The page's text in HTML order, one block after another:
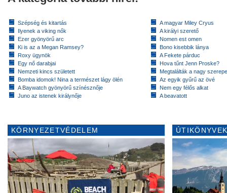
Szépség és kitartás
Ilyenek a viking nők
Ezer gyönyörű arc
Ki is az a Megan Ramsey?
Roxy ügynök
Egy nő darabjai
Nemzeti kincs született
Bomba idomok! Nina a természet lágy ölén
A Baywatch gyönyörű színésznője
Juno az istenek királynője
A magyar Miley Cryus
A királyi szerető
Nomen est omen
Bono kisebbik lánya
A Fekete párduc
Hova tűnt Jenn Proske?
Megtalálták a nagy
Az egyik gyűrű az övé
Nem egy félős alkat
A beavatott
KÖRNYEZETVÉDELEM